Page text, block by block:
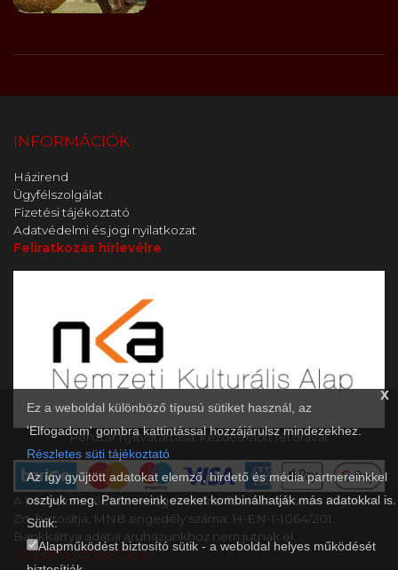
x
Ez a weboldal különböző típusú sütiket használ, az
'Elfogadom' gombra kattintással hozzájárulsz mindezekhez.
Részletes süti tájékoztató
Az így gyűjtött adatokat elemző, hirdető és média partnereinkkel
osztjuk meg. Partnereink ezeket kombinálhatják más adatokkal is.
Sütik:
Alapműködést biztosító sütik - a weboldal helyes működését
INFORMÁCIÓK
Házirend
Ügyfélszolgálat
Fizetési tájékoztató
Adatvédelmi és jogi nyilatkozat
Feliratkozás hírlevélre
Pénztár nyitvatartása: kezdés előtt fél órával.
A kényelmes és biztonságos online fizetést a Barion Payment
Zrt. biztosítja, MNB engedély száma: H-EN-I-1064/201.
Bankkártya adatai áruházunkhoz nem jutnak el.
ELÉRHETŐSÉGEK